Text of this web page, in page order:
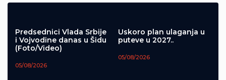
Predsednici Vlada Srbije
i Vojvodine danas u Šidu
(Foto/Video)
05/08/2026
Uskoro plan ulaganja u
puteve u 2027..
05/08/2026